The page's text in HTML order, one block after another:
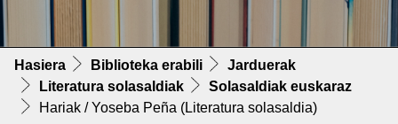
Hasiera Biblioteka erabili
Jarduerak
Literatura solasaldiak
Solasaldiak euskaraz
Hariak / Yoseba Peña (Literatura solasaldia)